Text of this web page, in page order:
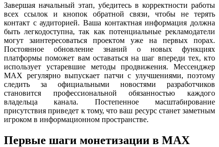
Завершая начальный этап, убедитесь в корректности работы
всех ссылок и кнопок обратной связи, чтобы не терять
контакт с аудиторией. Ваша контактная информация должна
быть легкодоступна, так как потенциальные рекламодатели
могут заинтересоваться проектом уже на первых порах.
Постоянное обновление знаний о новых функциях
платформы поможет вам оставаться на шаг впереди тех, кто
использует устаревшие методы продвижения. Мессенджер
MAX регулярно выпускает патчи с улучшениями, поэтому
следить за официальными новостями разработчиков
становится профессиональной обязанностью каждого
владельца канала. Постепенное масштабирование
присутствия приведет к тому, что ваш ресурс станет заметным
игроком в информационном пространстве.
Первые шаги монетизации в MAX